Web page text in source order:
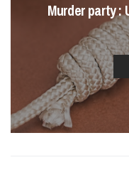
Murder party :